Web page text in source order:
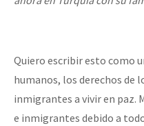
Quiero escribir esto como
humanos, los derechos de
inmigrantes a vivir en paz.
e inmigrantes debido a